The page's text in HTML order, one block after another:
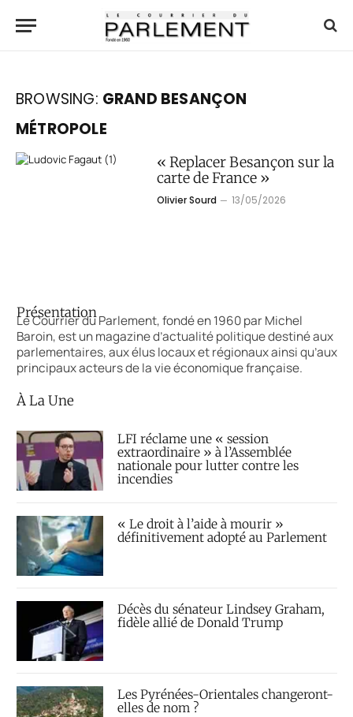
BROWSING: GRAND BESANÇON
MÉTROPOLE
« Replacer Besançon sur la
carte de France »
Olivier Sourd 13/05/2026
Présentation
Le Courrier du Parlement, fondé en 1960 par Michel
Baroin, est un magazine d’actualité politique destiné aux
parlementaires, aux élus locaux et régionaux ainsi qu’aux
principaux acteurs de la vie économique française.
À La Une
LFI réclame une « session
extraordinaire » à l’Assemblée
nationale pour lutter contre les
incendies
« Le droit à l’aide à mourir »
définitivement adopté au Parlement
Décès du sénateur Lindsey Graham,
fidèle allié de Donald Trump
Les Pyrénées-Orientales changeront-
elles de nom ?